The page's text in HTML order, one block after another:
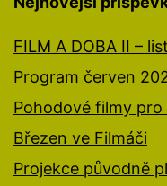
FILM A DOBA II –
Program červen
Pohodové filmy
Březen ve Filmáči
Projekce původně